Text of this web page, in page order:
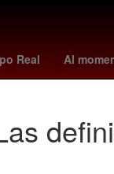
Real Al
Daniel Sancho